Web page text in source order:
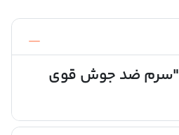
"سرم ضد جوش قوی